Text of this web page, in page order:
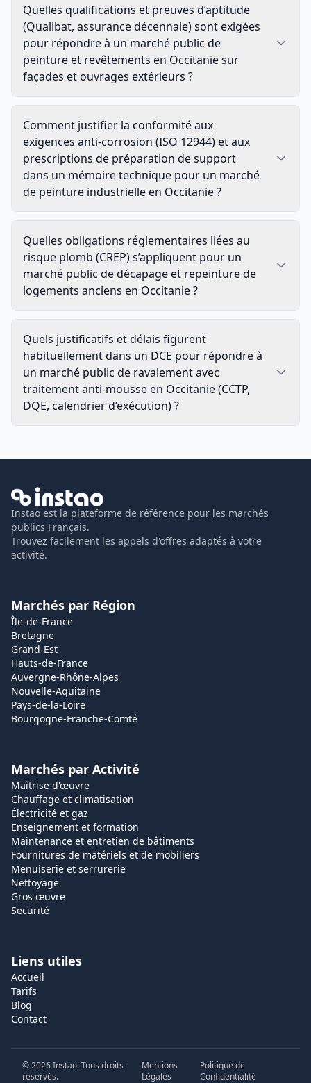
Quelles qualifications et preuves d’aptitude
(Qualibat, assurance décennale) sont exigées
pour répondre à un marché public de
peinture et revêtements en Occitanie sur
façades et ouvrages extérieurs ?
Comment justifier la conformité aux
exigences anti-corrosion (ISO 12944) et aux
prescriptions de préparation de support
dans un mémoire technique pour un marché
de peinture industrielle en Occitanie ?
Quelles obligations réglementaires liées au
risque plomb (CREP) s’appliquent pour un
marché public de décapage et repeinture de
logements anciens en Occitanie ?
Quels justificatifs et délais figurent
habituellement dans un DCE pour répondre à
un marché public de ravalement avec
traitement anti-mousse en Occitanie (CCTP,
DQE, calendrier d’exécution) ?
Instao est la plateforme de référence pour les marchés
publics Français.
Trouvez facilement les appels d'offres adaptés à votre
activité.
Marchés par Région
Île-de-France
Bretagne
Grand-Est
Hauts-de-France
Auvergne-Rhône-Alpes
Nouvelle-Aquitaine
Pays-de-la-Loire
Bourgogne-Franche-Comté
Marchés par Activité
Maîtrise d'œuvre
Chauffage et climatisation
Électricité et gaz
Enseignement et formation
Maintenance et entretien de bâtiments
Fournitures de matériels et de mobiliers
Menuiserie et serrurerie
Nettoyage
Gros œuvre
Securité
Liens utiles
Accueil
Tarifs
Blog
Contact
©2026Instao. Tous droits
réservés.
Mentions
Légales
Politique de
Confidentialité